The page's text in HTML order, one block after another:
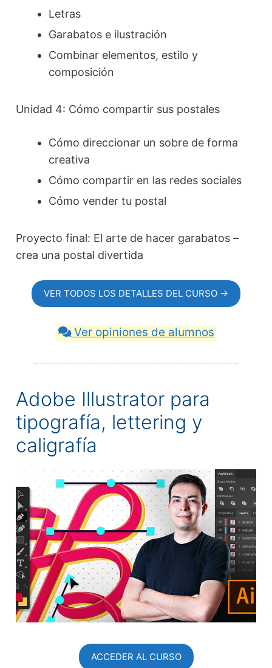
Letras
Garabatos e ilustración
Combinar elementos, estilo y
composición
Unidad 4: Cómo compartir sus postales
Cómo direccionar un sobre de forma
creativa
Cómo compartir en las redes sociales
Cómo vender tu postal
Proyecto final: El arte de hacer garabatos –
crea una postal divertida
VER TODOS LOS DETALLES DEL CURSO →
Ver opiniones de alumnos
Adobe Illustrator para
tipografía, lettering y
caligrafía
ACCEDER AL CURSO